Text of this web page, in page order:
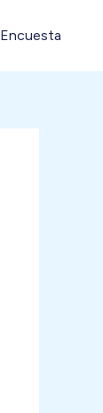
Encuesta